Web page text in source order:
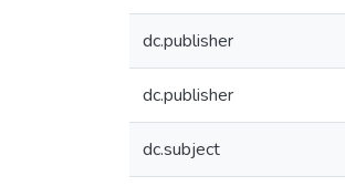
dc.publisher
dc.publisher
dc.subject